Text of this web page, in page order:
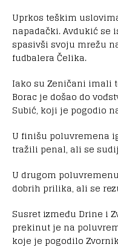
Uprkos teškim
napadački. Avdukić
spasivši svoju mrežu
fudbalera Čelika.
Iako su Zeničani imali
Borac je došao do
Subić, koji je pogodio
U finišu poluvremena
tražili penal, ali se
U drugom
dobrih prilika, ali se
Susret između Drine i
prekinut je na
koje je pogodilo